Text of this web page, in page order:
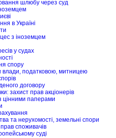
шлюбу через суд
в Україні
з іноземцем
у судах
спору
влади, податковою, митницею
договору
захист прав акціонерів
цінними паперами
та нерухомості, земельні спори
споживачів
суді